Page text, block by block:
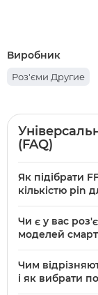
Виробник
Роз'єми Другие
(FAQ)
Як підібрати
кількістю pin
мм) та
кроком 0,5 мм, 4
шлейфом на
Чи є у вас
моделей
моделі для SIM-
Чим
і як вибрати